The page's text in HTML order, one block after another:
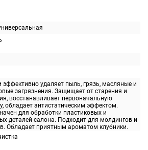
эффективно удаляет пыль, грязь, масляные и
загрязнения. Защищает от старения и
восстанавливает первоначальную
обладает антистатическим эффектом.
для обработки пластиковых и
деталей салона. Подходит для молдингов и
Обладает приятным ароматом клубники.